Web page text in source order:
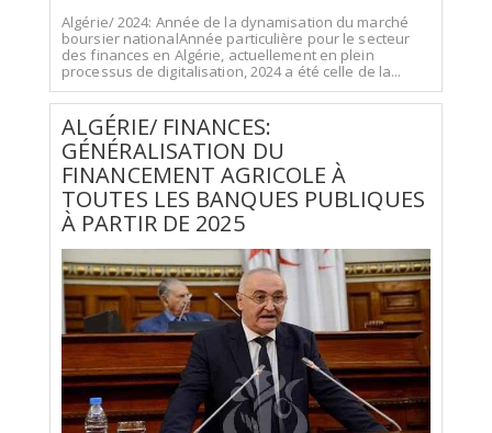
Algérie/ 2024: Année de la dynamisation du marché
boursier nationalAnnée particulière pour le secteur
des finances en Algérie, actuellement en plein
processus de digitalisation, 2024 a été celle de la...
ALGÉRIE/ FINANCES:
GÉNÉRALISATION DU
FINANCEMENT AGRICOLE À
TOUTES LES BANQUES PUBLIQUES
À PARTIR DE 2025